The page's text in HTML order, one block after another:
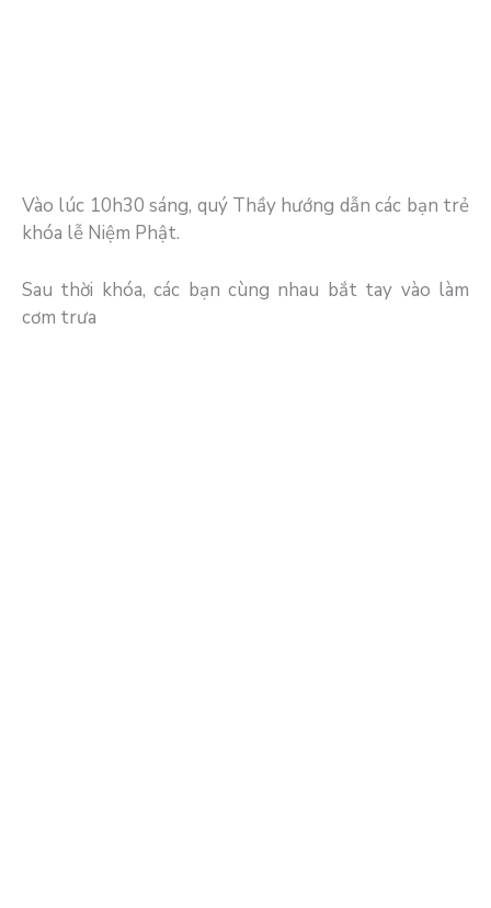
Vào lúc 10h30 sáng, quý Thầy hướng dẫn các bạn trẻ
khóa lễ Niệm Phật.
Sau thời khóa, các bạn cùng nhau bắt tay vào làm
cơm trưa